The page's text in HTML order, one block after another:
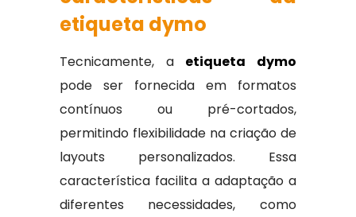
etiqueta dymo
Tecnicamente, a etiqueta dymo
pode ser fornecida em formatos
contínuos ou pré-cortados,
permitindo flexibilidade na criação de
layouts personalizados. Essa
característica facilita a adaptação a
diferentes necessidades, como